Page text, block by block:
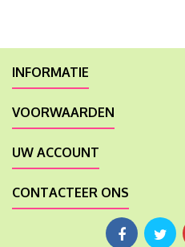
INFORMATIE
VOORWAARDEN
UW ACCOUNT
CONTACTEER ONS